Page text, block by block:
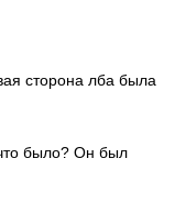
сторона лба была
было? Он был